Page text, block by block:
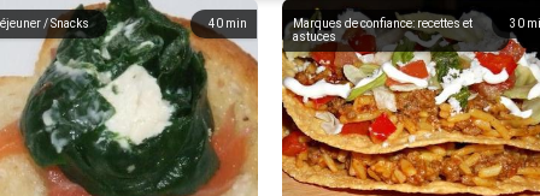
40 min
/ Snacks 30
Marques de confiance: recettes et
astuces